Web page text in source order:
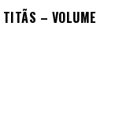
– VOLUME